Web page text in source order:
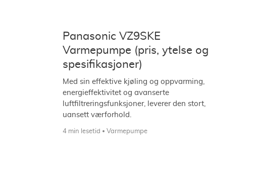
Panasonic VZ9SKE
Varmepumpe (pris, ytelse og
spesifikasjoner)
Med sin effektive kjøling og oppvarming,
energieffektivitet og avanserte
luftfiltreringsfunksjoner, leverer den stort,
uansett værforhold.
4 min lesetid Varmepumpe